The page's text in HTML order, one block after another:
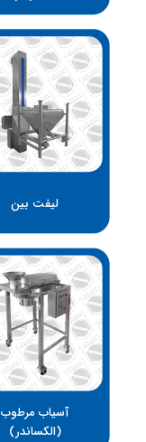
لیفت بین
آسیاب مرطوب
(الکساندر)